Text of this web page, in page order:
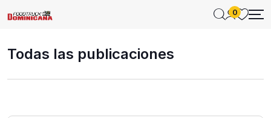
0
Todas las publicaciones